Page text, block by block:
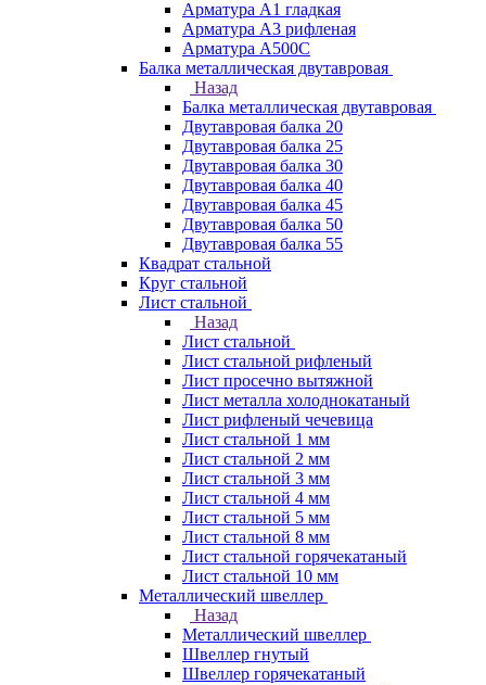
Арматура А1 гладкая
Арматура А3 рифленая
Арматура А500С
Балка металлическая двутавровая
Назад
Балка металлическая двутавровая
Двутавровая балка 20
Двутавровая балка 25
Двутавровая балка 30
Двутавровая балка 40
Двутавровая балка 45
Двутавровая балка 50
Двутавровая балка 55
Квадрат стальной
Круг стальной
Лист стальной
Назад
Лист стальной
Лист стальной рифленый
Лист просечно вытяжной
Лист металла холоднокатаный
Лист рифленый чечевица
Лист стальной 1 мм
Лист стальной 2 мм
Лист стальной 3 мм
Лист стальной 4 мм
Лист стальной 5 мм
Лист стальной 8 мм
Лист стальной горячекатаный
Лист стальной 10 мм
Металлический швеллер
Назад
Металлический швеллер
Швеллер гнутый
Швеллер горячекатаный